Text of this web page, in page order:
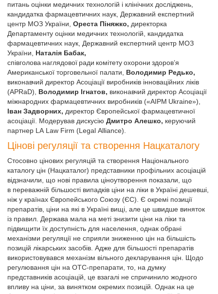
питань оцінки медичних технологій і клінічних досліджень,
кандидатка фармацевтичних наук, Державний експертний
центр МОЗ України, Ореста Піняжко, директорка
Департаменту оцінки медичних технологій, кандидатка
фармацевтичних наук, Державний експертний центр МОЗ
України, Наталія Бабак,
співголова наглядової ради комітету охорони здоров’я
Американської торговельної палати, Володимир Редько,
виконавчий директор Асоціації виробників інноваційних ліків
(APRaD), Володимир Ігнатов, виконавчий директор Асоціації
міжнародних фармацевтичних виробників («AIPM Ukraine»),
Іван Задворних, директор Європейської фармацевтичної
асоціації. Модерував дискусію Дмитро Алешко, керуючий
партнер LA Law Firm (Legal Alliance).
Цінові регуляції та створення Нацкаталогу
Стосовно цінових регуляцій та створення Національного
каталогу цін (Нацкаталог) представники профільних асоціацій
відзначили, що нові правила ціноутворення показали, що
в переважній більшості випадків ціни на ліки в Україні дешевші,
ніж у країнах Європейського Союзу (ЄС). Є окремі позиції
препаратів, ціни на які в Україні вищі, але це швидше виняток
із правил. Держава мала на меті знизити ціни на ліки та
підвищити їх доступність для населення, однак обрані
механізми регуляції не сприяли зниженню цін на більшість
позицій лікарських засобів. Адже для більшості препаратів
використовувався механізм вільного декларування цін. Щодо
регулювання цін на ОТС-препарати, то, на думку
представників асоціацій, це взагалі не спричинило жодного
впливу на ціни, за винятком окремих позицій. Однак на це